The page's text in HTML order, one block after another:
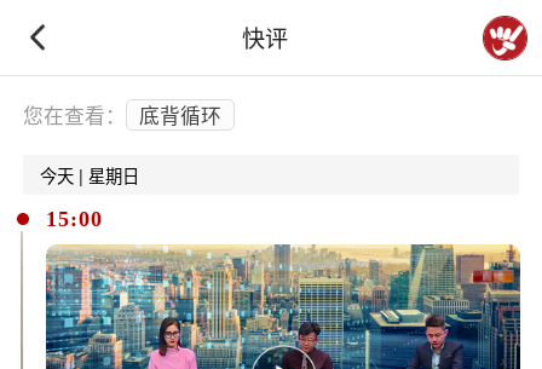
快评
下拉刷新
您在查看： 底背循环
今天 | 星期日
15:00